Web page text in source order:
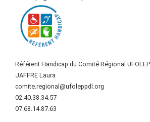
Référent Handicap du Comité Régional UFOLEP
JAFFRE Laura
comite.regional@ufoleppdl.org
02.40.38.34.57
07.68.14.87.63